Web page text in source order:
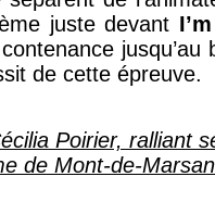
juste devant
jusqu’au
de cette épreuve.
Poirier, ralliant
de Mont-de-